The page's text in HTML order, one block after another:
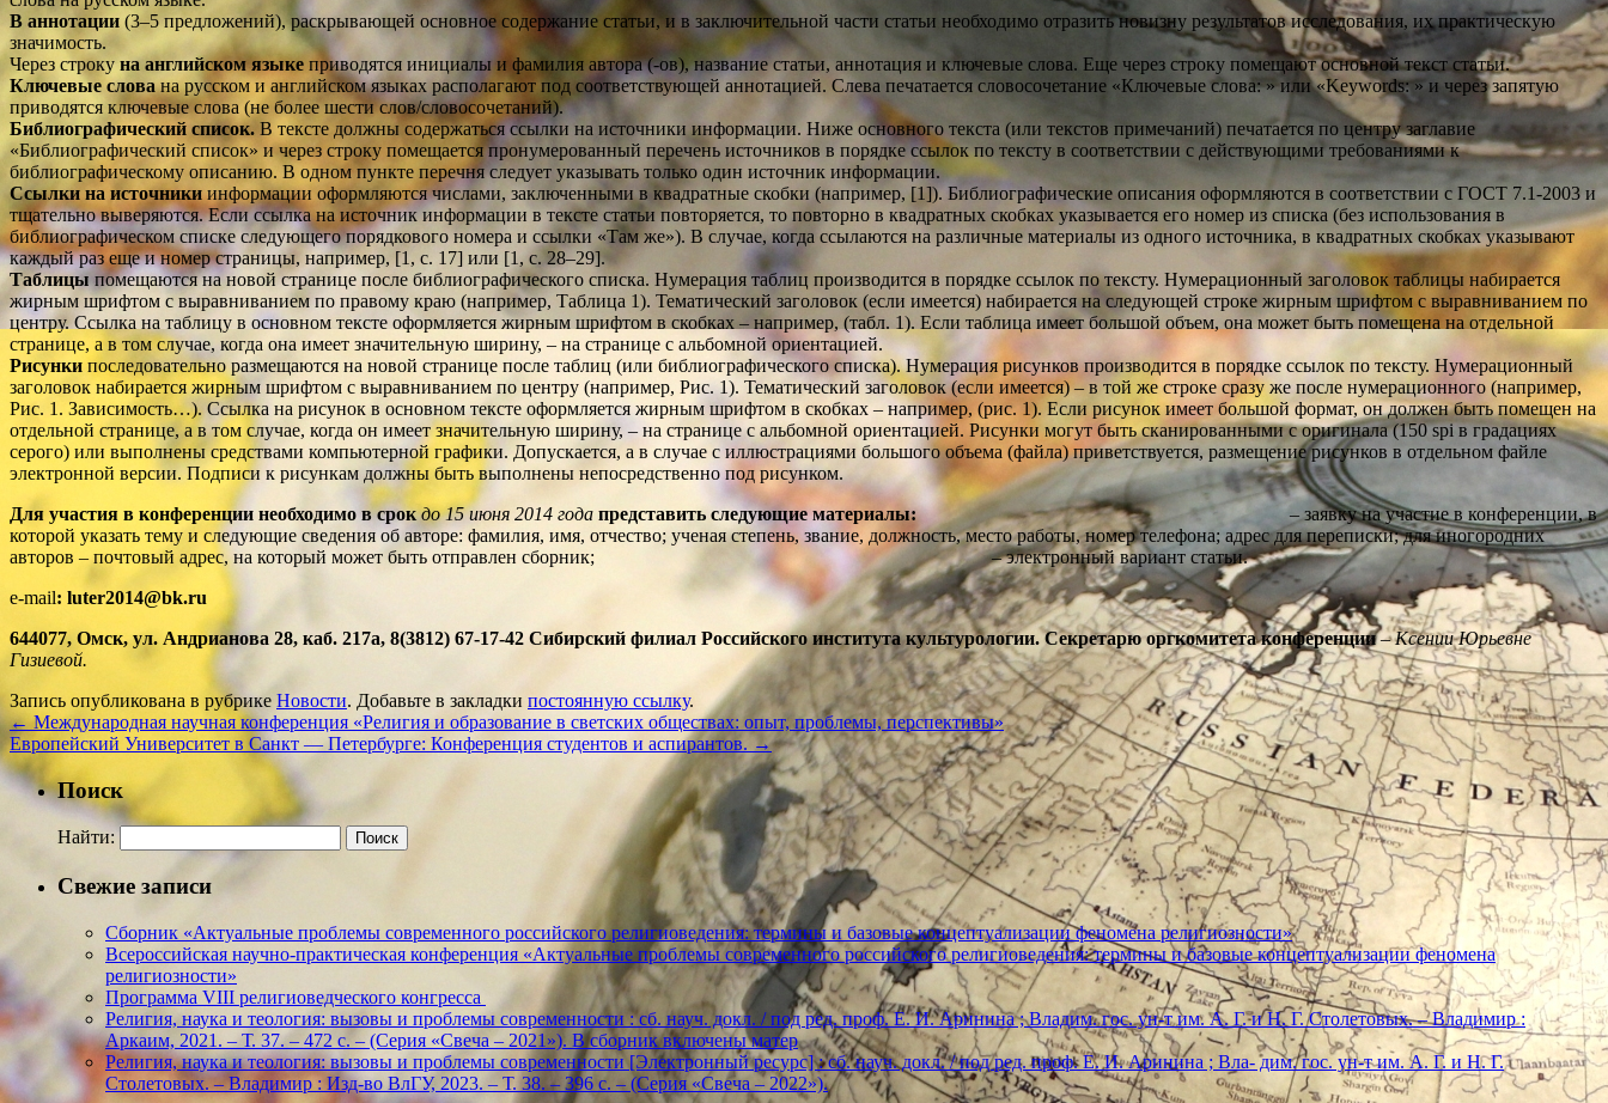
В аннотации (3–5 предложений), раскрывающей основное содержание статьи, и в заключительной части статьи необходимо отразить новизну результатов исследования, их практическую
значимость.
Через строкуна английском языке приводятся инициалы и фамилия автора (-ов), название статьи, аннотация и ключевые слова. Еще через строку помещают основной текст статьи.
Ключевые слована русском и английском языках располагают под соответствующей аннотацией. Слева печатается словосочетание «Ключевые слова: » или «Keywords: » и через запятую
приводятся ключевые слова (не более шести слов/словосочетаний).
Библиографический список. В тексте должны содержаться ссылки на источники информации. Ниже основного текста (или текстов примечаний) печатается по центру заглавие
«Библиографический список» и через строку помещается пронумерованный перечень источников в порядке ссылок по тексту в соответствии с действующими требованиями к
библиографическому описанию. В одном пункте перечня следует указывать только один источник информации.
Ссылки на источникиинформации оформляются числами, заключенными в квадратные скобки (например, [1]). Библиографические описания оформляются в соответствии с ГОСТ 7.1-2003 и
тщательно выверяются. Если ссылка на источник информации в тексте статьи повторяется, то повторно в квадратных скобках указывается его номер из списка (без использования в
библиографическом списке следующего порядкового номера и ссылки «Там же»). В случае, когда ссылаются на различные материалы из одного источника, в квадратных скобках указывают
каждый раз еще и номер страницы, например, [1, с. 17] или [1, с. 28–29].
Таблицы помещаются на новой странице после библиографического списка. Нумерация таблиц производится в порядке ссылок по тексту. Нумерационный заголовок таблицы набирается
жирным шрифтом с выравниванием по правому краю (например, Таблица 1). Тематический заголовок (если имеется) набирается на следующей строке жирным шрифтом с выравниванием по
центру. Ссылка на таблицу в основном тексте оформляется жирным шрифтом в скобках – например, (табл. 1). Если таблица имеет большой объем, она может быть помещена на отдельной
странице, а в том случае, когда она имеет значительную ширину, – на странице с альбомной ориентацией.
Рисунки последовательно размещаются на новой странице после таблиц (или библиографического списка). Нумерация рисунков производится в порядке ссылок по тексту. Нумерационный
заголовок набирается жирным шрифтом с выравниванием по центру (например, Рис. 1). Тематический заголовок (если имеется) – в той же строке сразу же после нумерационного (например,
Рис. 1. Зависимость…). Ссылка на рисунок в основном тексте оформляется жирным шрифтом в скобках – например, (рис. 1). Если рисунок имеет большой формат, он должен быть помещен на
отдельной странице, а в том случае, когда он имеет значительную ширину, – на странице с альбомной ориентацией. Рисунки могут быть сканированными с оригинала (150 spi в градациях
серого) или выполнены средствами компьютерной графики. Допускается, а в случае с иллюстрациями большого объема (файла) приветствуется, размещение рисунков в отдельном файле
электронной версии. Подписи к рисункам должны быть выполнены непосредственно под рисунком.
Для участия в конференции необходимо в срокдо 15 июня 2014 года представить следующие материалы:– заявку на участие в конференции, в
которой указать тему и следующие сведения об авторе: фамилия, имя, отчество; ученая степень, звание, должность, место работы, номер телефона; адрес для переписки; для иногородних
авторов – почтовый адрес, на который может быть отправлен сборник; – электронный вариант статьи.
e-mail: luter2014@bk.ru
644077, Омск, ул. Андрианова 28, каб. 217а, 8(3812) 67-17-42 Сибирский филиал Российского института культурологии. Секретарю оргкомитета конференции– Ксении Юрьевне
Гизиевой.
Запись опубликована в рубрике Новости. Добавьте в закладки постоянную ссылку.
← Международная научная конференция «Религия и образование в светских обществах: опыт, проблемы, перспективы»
Европейский Университет в Санкт — Петербурге: Конференция студентов и аспирантов. →
Поиск
Найти:
Свежие записи
Сборник «Актуальные проблемы современного российского религиоведения: термины и базовые концептуализации феномена религиозности»
Всероссийская научно-практическая конференция «Актуальные проблемы современного российского религиоведения: термины и базовые концептуализации феномена
религиозности»
Программа VIII религиоведческого конгресса
Религия, наука и теология: вызовы и проблемы современности : сб. науч. докл. / под ред. проф. Е. И. Аринина ; Владим. гос. ун-т им. А. Г. и Н. Г. Столетовых. – Владимир :
Аркаим, 2021. – Т. 37. – 472 с. – (Серия «Свеча – 2021»). В сборник включены матер
Религия, наука и теология: вызовы и проблемы современности [Электронный ресурс] : сб. науч. докл. / под ред. проф. Е. И. Аринина ; Вла- дим. гос. ун-т им. А. Г. и Н. Г.
Столетовых. – Владимир : Изд-во ВлГУ, 2023. – Т. 38. – 396 с. – (Серия «Свеча – 2022»).